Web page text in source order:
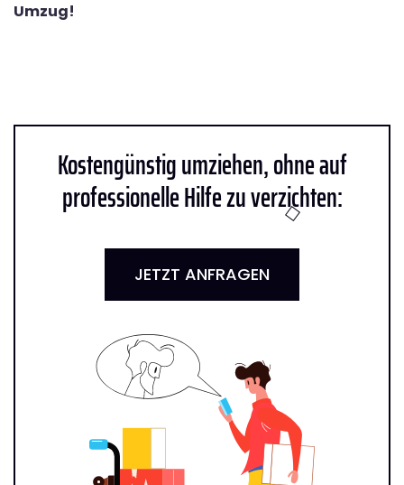
Umzug!
Kostengünstig umziehen, ohne auf
professionelle Hilfe zu verzichten:
JETZT ANFRAGEN